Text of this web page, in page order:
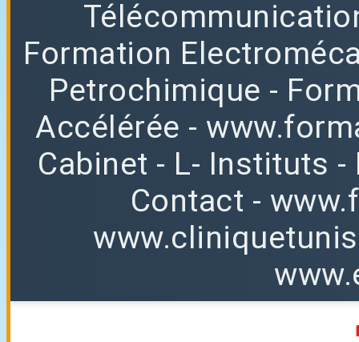
Formation
Petrochimique -
Accélérée -
Cabinet - L- Instituts -
Contact -